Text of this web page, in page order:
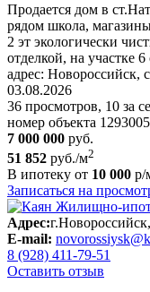
Продается дом в
рядом школа,
2 эт экологически
отделкой, нa учacткe 6
адрес: Новороссийск,
03.08.2026
36 просмотров, 10 за
номер объекта
7 000 000 руб.
51 852 руб./м2
В ипотеку от 10 000 р/
Записаться на
Адрес:
E-mail:
8 (928) 411-79-51
Оставить отзыв